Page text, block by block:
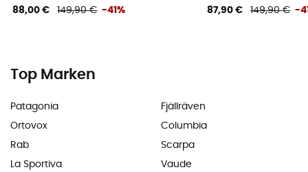
88,00 € 149,90 € -41% 87,90 € 149,90 € -
Top Marken
Patagonia
Ortovox
Rab
La Sportiva
Fjällräven
Columbia
Scarpa
Vaude